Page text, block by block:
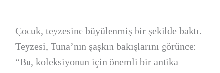
Çocuk, teyzesine büyülenmiş bir şekilde baktı.
Teyzesi, Tuna’nın şaşkın bakışlarını görünce:
“Bu, koleksiyonun için önemli bir antika